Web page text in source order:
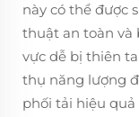
này có thể được
thuật an toàn và
vực dễ bị thiên
thụ năng lượng
phối tải hiệu